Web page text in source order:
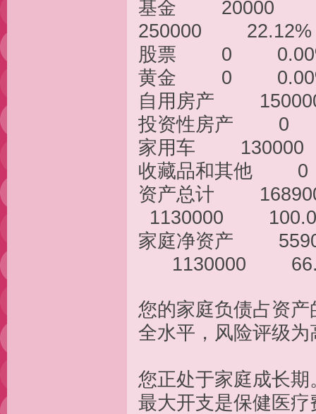
基金
250000 22.12%
股票 0
黄金 0
自用房产
投资性房
家用车
收藏品和
资产总计
1130000
家庭净资产
1130000
您的家庭负债占资
全水平，
您正处于家庭成长
最大开支是保健医